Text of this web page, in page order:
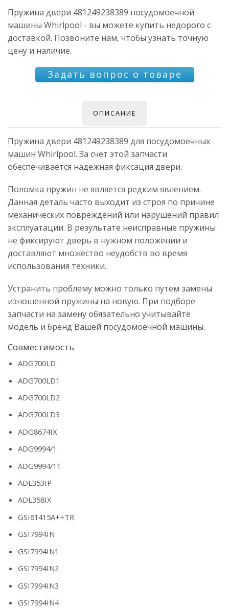
Пружина двери 481249238389 посудомоечной
машины Whirlpool - вы можете купить недорого с
доставкой. Позвоните нам, чтобы узнать точную
цену и наличие.
Задать вопрос о товаре
ОПИСАНИЕ
Пружина двери 481249238389 для посудомоечных
машин Whirlpool. За счет этой запчасти
обеспечивается надежная фиксация двери.
Поломка пружин не является редким явлением.
Данная деталь часто выходит из строя по причине
механических повреждений или нарушений правил
эксплуатации. В результате неисправные пружины
не фиксируют дверь в нужном положении и
доставляют множество неудобств во время
использования техники.
Устранить проблему можно только путем замены
изношенной пружины на новую. При подборе
запчасти на замену обязательно учитывайте
модель и бренд Вашей посудомоечной машины.
Совместимость
ADG700LD
ADG700LD1
ADG700LD2
ADG700LD3
ADG8674IX
ADG9994/1
ADG9994/11
ADL353IP
ADL358IX
GSI61415A++TR
GSI7994IN
GSI7994IN1
GSI7994IN2
GSI7994IN3
GSI7994IN4